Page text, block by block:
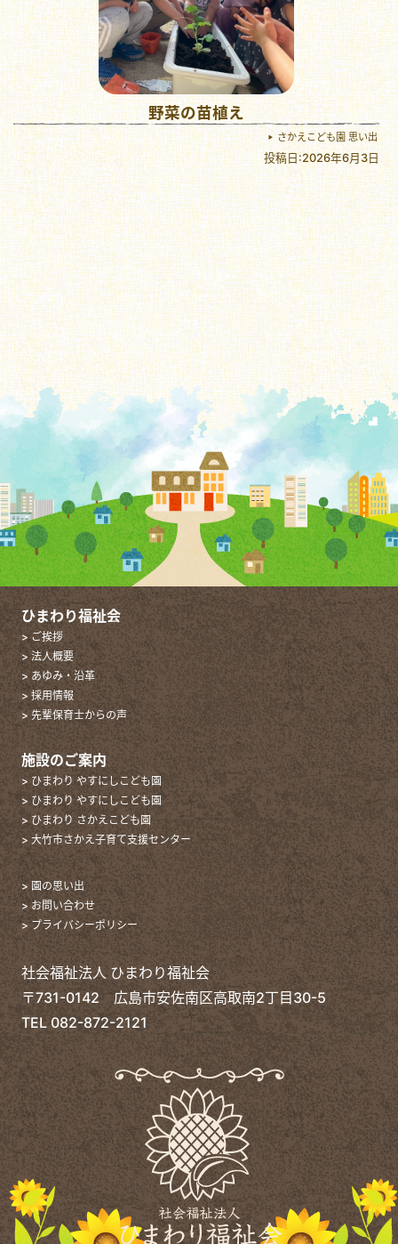
野菜の苗植え
さかえこども園 思い出
投稿日:2026年6月3日
ひまわり福祉会
> ご挨拶
> 法人概要
> あゆみ・沿革
> 採用情報
> 先輩保育士からの声
施設のご案内
> ひまわり やすにしこども園
> ひまわり やすにしこども園
> ひまわり さかえこども園
> 大竹市さかえ子育て支援センター
> 園の思い出
> お問い合わせ
> プライバシーポリシー
社会福祉法人 ひまわり福祉会
〒731-0142 広島市安佐南区高取南2丁目30-5
TEL 082-872-2121